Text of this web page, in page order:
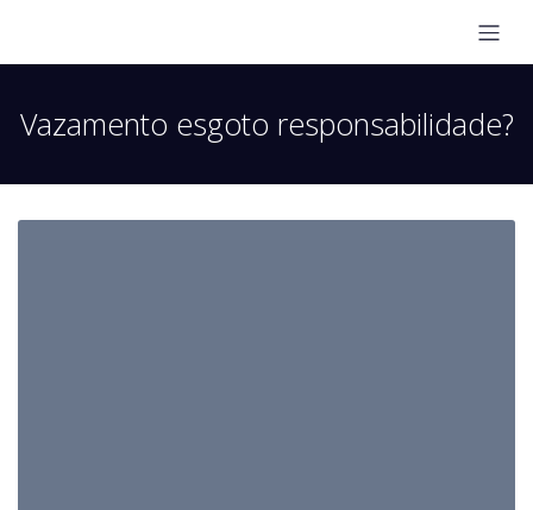
Vazamento esgoto responsabilidade?